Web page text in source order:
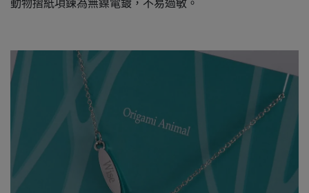
動物摺紙項鍊為無鎳電鍍，不易過敏。